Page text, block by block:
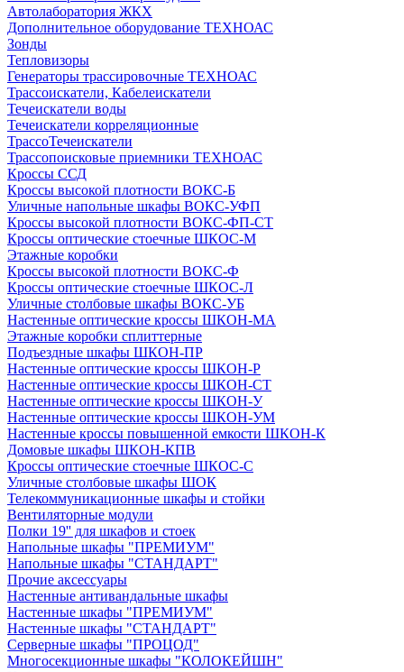
Автолаборатория ЖКХ
Дополнительное оборудование ТЕХНОАС
Зонды
Тепловизоры
Генераторы трассировочные ТЕХНОАС
Трассоискатели, Кабелеискатели
Течеискатели воды
Течеискатели корреляционные
ТрассоТечеискатели
Трассопоисковые приемники ТЕХНОАС
Кроссы ССД
Кроссы высокой плотности ВОКС-Б
Уличные напольные шкафы ВОКС-УФП
Кроссы высокой плотности ВОКС-ФП-СТ
Кроссы оптические стоечные ШКОС-М
Этажные коробки
Кроссы высокой плотности ВОКС-Ф
Кроссы оптические стоечные ШКОС-Л
Уличные столбовые шкафы ВОКС-УБ
Настенные оптические кроссы ШКОН-МА
Этажные коробки сплиттерные
Подъездные шкафы ШКОН-ПР
Настенные оптические кроссы ШКОН-Р
Настенные оптические кроссы ШКОН-СТ
Настенные оптические кроссы ШКОН-У
Настенные оптические кроссы ШКОН-УМ
Настенные кроссы повышенной емкости ШКОН-К
Домовые шкафы ШКОН-КПВ
Кроссы оптические стоечные ШКОС-С
Уличные столбовые шкафы ШОК
Телекоммуникационные шкафы и стойки
Вентиляторные модули
Полки 19'' для шкафов и стоек
Напольные шкафы "ПРЕМИУМ"
Напольные шкафы "СТАНДАРТ"
Прочие аксессуары
Настенные антивандальные шкафы
Настенные шкафы "ПРЕМИУМ"
Настенные шкафы "СТАНДАРТ"
Серверные шкафы "ПРОЦОД"
Многосекционные шкафы "КОЛОКЕЙШН"